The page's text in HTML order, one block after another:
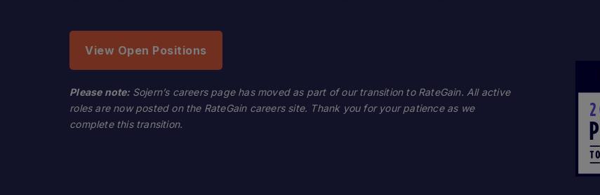
View Open Positions
Please note: Sojern’s careers page has moved as part of our transition to RateGain. All active
roles are now posted on the RateGain careers site. Thank you for your patience as we
complete this transition.